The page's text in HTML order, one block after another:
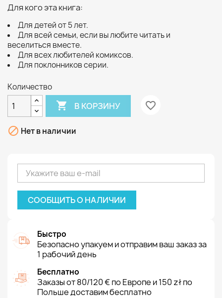
Для кого эта книга:
Для детей от 5 лет.
Для всей семьи, если вы любите читать и
веселиться вместе.
Для всех любителей комиксов.
Для поклонников серии.
Количество
 В КОРЗИНУ favorite_border
 Нет в наличии
СООБЩИТЬ О НАЛИЧИИ
Быстро
Безопасно упакуем и отправим ваш заказ за
1 рабочий день
Бесплатно
Заказы от 80/120 € по Европе и 150 zł по
Польше доставим бесплатно